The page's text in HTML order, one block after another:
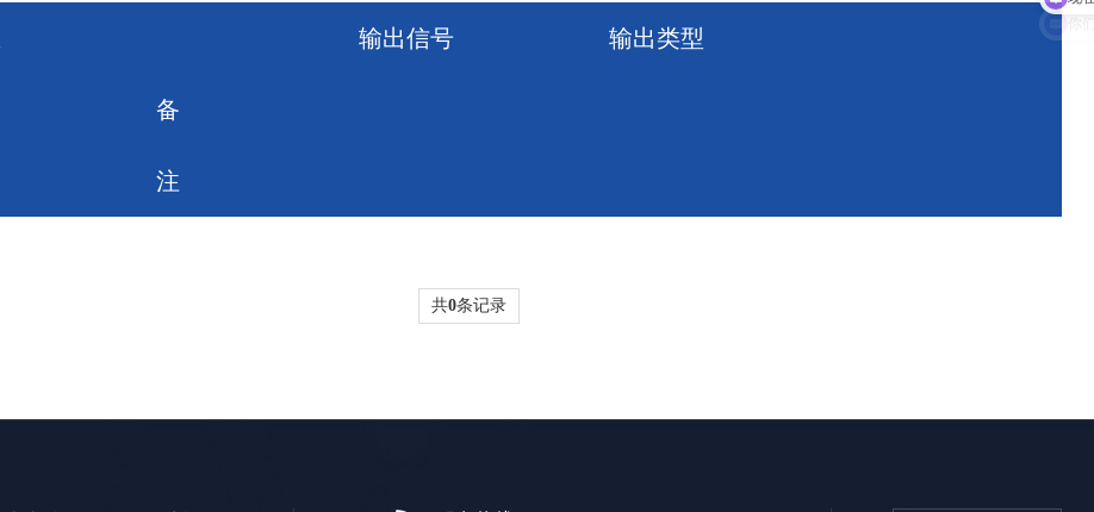
输出信号 输出类型
备
注
共0条记录